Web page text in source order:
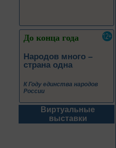
До конца года
Покорители неба:
знаменитые
юбиляры
До конца года
Виртуальные
выставки